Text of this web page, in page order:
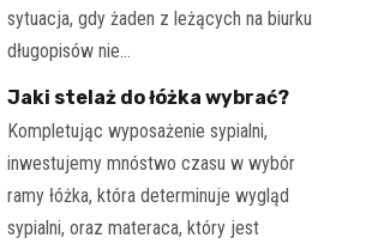
sytuacja, gdy żaden z leżących na biurku
długopisów nie…
Jaki stelaż do łóżka wybrać?
Kompletując wyposażenie sypialni,
inwestujemy mnóstwo czasu w wybór
ramy łóżka, która determinuje wygląd
sypialni, oraz materaca, który jest